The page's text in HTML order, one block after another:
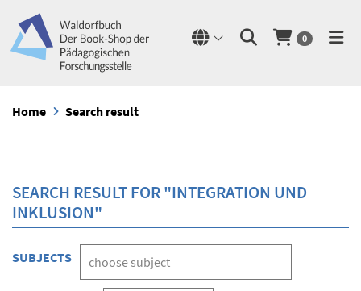
0
Home Search result
SEARCH RESULT FOR "INTEGRATION UND
INKLUSION"
SUBJECTS